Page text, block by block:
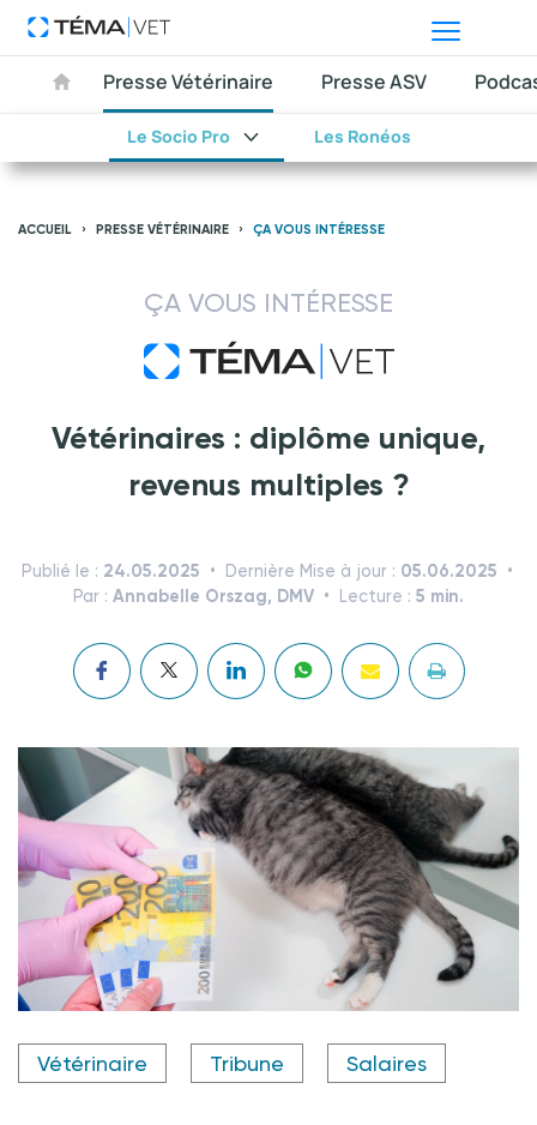
Presse Vétérinaire
Le Socio Pro Les Ronéos
Presse ASV
ACCUEIL PRESSE VÉTÉRINAIRE ÇA VOUS INTÉRESSE
ÇA VOUS INTÉRESSE
Vétérinaires : diplôme unique,
revenus multiples ?
Publié le : 24.05.2025 Dernière Mise à jour : 05.06.2025
Par : Annabelle Orszag, DMV Lecture : 5 min.
Crédit photo @ Zhuravlev Andrey - shutterstock.com
Vétérinaire Tribune Salaires